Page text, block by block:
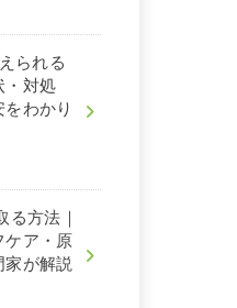
られる
・対処
わかり
る方法｜
ア・原
家が解説